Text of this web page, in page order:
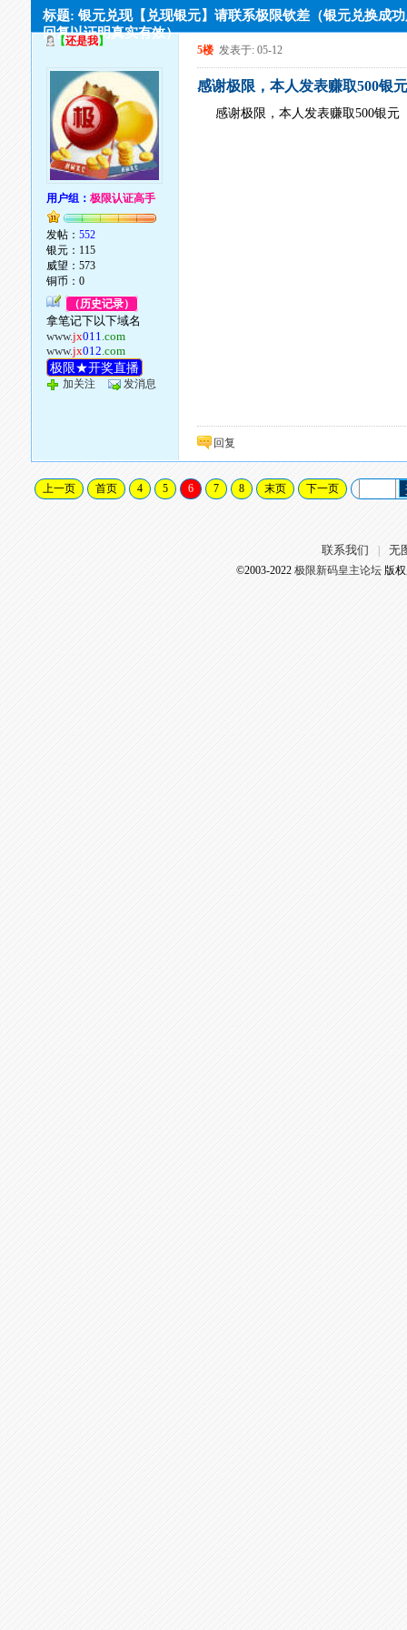
标题: 银元兑现【兑现银元】请联系极限钦差（银元兑换成
回复以证明真实有效）
【还是我】
用户组：极限认证高手
发帖：552
银元：115
威望：573
铜币：0
（历史记录）
拿笔记下以下域名
www.jx011.com
www.jx012.com
极限★开奖直播
加关注 发消息
5楼 发表于: 05-12
感谢极限，本人发表赚取500银
感谢极限，本人发表赚取500银元
回复
上一页 首页 4 5 6 7 8 末页 下一页
联系我们 无
©2003-2022 极限新码皇主论坛版权